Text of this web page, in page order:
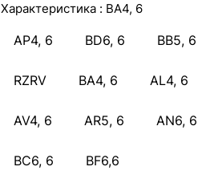
Характеристика : BA4, 6
AP4, 6 BD6, 6 BB5, 6
RZRV BA4, 6 AL4, 6
AV4, 6 AR5, 6 AN6, 6
BC6, 6 BF6,6